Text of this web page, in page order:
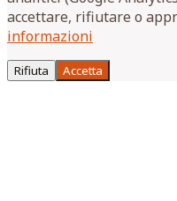
accettare, rifiutare o
informazioni
Rifiuta Accetta